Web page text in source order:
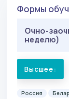
Формы
Очно-
неделю)
Высшее:
Россия